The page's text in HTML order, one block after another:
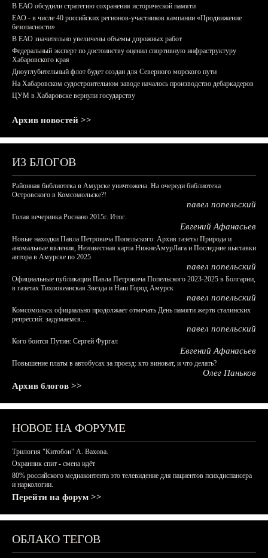
В ЕАО обсудили стратегию сохранения исторической памяти
ЕАО - в числе 40 российских регионов-участников кампании «Продвижение
безопасности»
В ЕАО значительно увеличены объемы дорожных работ
Федеральный эксперт по достоинству оценил спортивную инфраструктуру
Хабаровского края
Дноуглубительный флот будет создан для Северного морского пути
На Хабаровском судостроительном заводе началось производство дебаркадеров
ЦУМ в Хабаровске вернули государству
Архив новостей >>
ИЗ БЛОГОВ
Районная библиотека в Амурске уничтожена. На очереди библиотека
Островского в Комсомольске?!
павел попельский
Голая вечеринка Роснано 2015г. Итог.
Евгений Афанасьев
Новые находки Павла Петровича Попельского: Архив газеты Природа и
аномальные явления, Неизвестная карта НижнеАмурЛага и Последние выставки
автора в Амурске по 2025
павел попельский
Официальные публикации Павла Петровича Попельского 2023-2025 в Болгарии,
в газетах Тихоокеанская Звезда и Наш Город Амурск
павел попельский
Комсомольск официально продолжает отмечать День памяти жертв сталинских
репрессий: задумаемся...
павел попельский
Кого боится Путин: Сергей Фургал
Евгений Афанасьев
Повышение платы в автобусах за проезд: кто виноват, и что делать?
Олег Паньков
Архив блогов >>
НОВОЕ НА ФОРУМЕ
Трилогия "Китобои" А. Вахова.
Охранник спит - смена идёт
80% российского медиаконтента это телевидение для пациентов психдиспансера
и наркологии.
Перейти на форум >>
ОБЛАКО ТЕГОВ